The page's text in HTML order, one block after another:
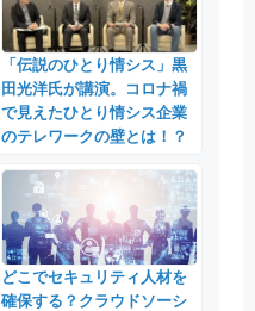
「伝説のひとり情シス」黒
田光洋氏が講演。コロナ禍
で見えたひとり情シス企業
のテレワークの壁とは！？
どこでセキュリティ人材を
確保する？クラウドソーシ